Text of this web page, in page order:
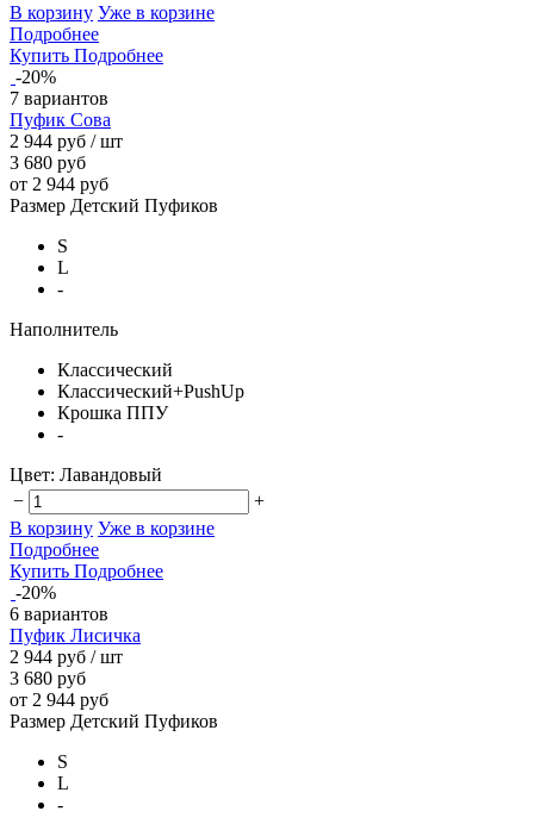
В корзину Уже в корзине
Подробнее
Купить Подробнее
-20%
7 вариантов
Пуфик Сова
2 944 руб / шт
3 680 руб
от 2 944 руб
Размер Детский Пуфиков
S
L
-
Наполнитель
Классический
Классический+PushUp
Крошка ППУ
-
Цвет: Лавандовый
−
+
В корзину Уже в корзине
Подробнее
Купить Подробнее
-20%
6 вариантов
Пуфик Лисичка
2 944 руб / шт
3 680 руб
от 2 944 руб
Размер Детский Пуфиков
S
L
-